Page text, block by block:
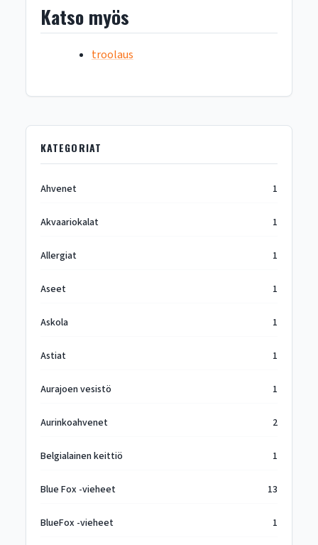
Katso myös
troolaus
KATEGORIAT
Ahvenet 1
Akvaariokalat 1
Allergiat 1
Aseet 1
Askola 1
Astiat 1
Aurajoen vesistö 1
Aurinkoahvenet 2
Belgialainen keittiö 1
Blue Fox -vieheet 13
BlueFox -vieheet 1